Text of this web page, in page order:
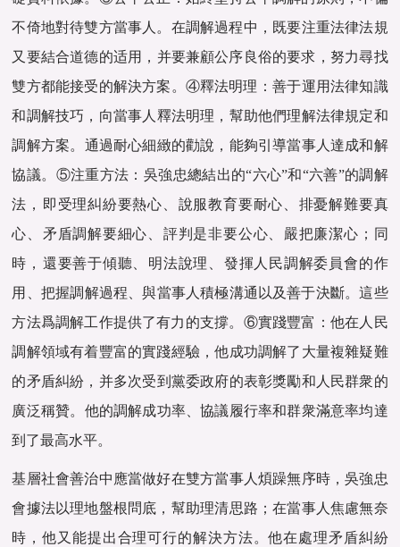
不倚地對待雙方當事人。‌在調解過程中，‌既要注重法律法規
又要結合道德的适用，‌并要兼顧公序良俗的要求，‌努力尋找
雙方都能接受的解決方案。④釋法明理‌：‌善于運用法律知識
和調解技巧，‌向當事人釋法明理，‌幫助他們理解法律規定和
調解方案。‌通過耐心細緻的勸說，‌能夠引導當事人達成和解
協議。‌⑤注重方法‌：‌吳強忠總結出的“六心”和“六善”的調解
法，‌即受理糾紛要熱心、‌說服教育要耐心、‌排憂解難要真
心、‌矛盾調解要細心、‌評判是非要公心、‌嚴把廉潔心；‌同
時，‌還要善于傾聽、‌明法說理、‌發揮人民調解委員會的作
用、‌把握調解過程、‌與當事人積極溝通以及善于決斷。‌這些
方法爲調解工作提供了有力的支撐。‌⑥實踐豐富‌：‌他在人民
調解領域有着豐富的實踐經驗，‌他成功調解了大量複雜疑難
的矛盾糾紛，‌并多次受到黨委政府的表彰獎勵和人民群衆的
廣泛稱贊。‌他的調解成功率、‌協議履行率和群衆滿意率均達
到了最高水平。‌
基層社會善治中應當做好在雙方當事人煩躁無序時，吳強忠
會據法以理地盤根問底，幫助理清思路；在當事人焦慮無奈
時，他又能提出合理可行的解決方法。他在處理矛盾糾紛